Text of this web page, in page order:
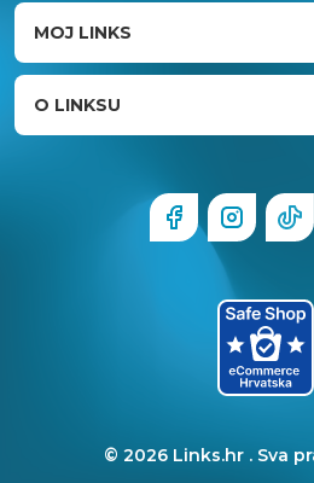
MOJ LINKS
O LINKSU
© 2026 Links.hr . Sva